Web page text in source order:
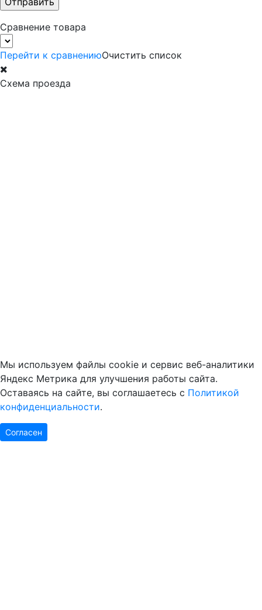
Сравнение товара
Перейти к сравнениюОчистить список
Схема проезда
Мы используем файлы cookie и сервис веб-аналитики
Яндекс Метрика для улучшения работы сайта.
Оставаясь на сайте, вы соглашаетесь с Политикой
конфиденциальности.
Согласен